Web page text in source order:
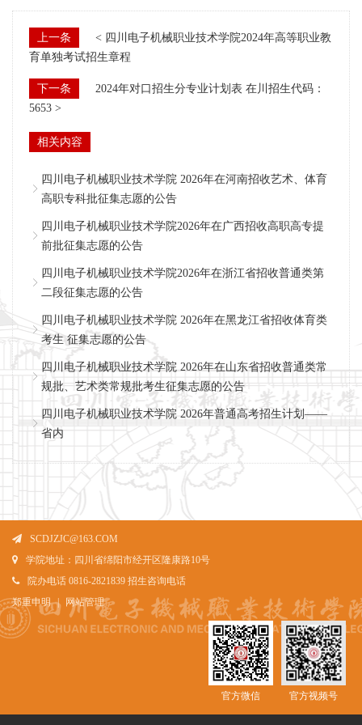
上一条
< 四川电子机械职业技术学院2024年高等职业教
育单独考试招生章程
下一条
2024年对口招生分专业计划表 在川招生代码：
5653 >
相关内容
四川电子机械职业技术学院 2026年在河南招收艺术、体育
高职专科批征集志愿的公告
四川电子机械职业技术学院2026年在广西招收高职高专提
前批征集志愿的公告
四川电子机械职业技术学院2026年在浙江省招收普通类第
二段征集志愿的公告
四川电子机械职业技术学院 2026年在黑龙江省招收体育类
考生 征集志愿的公告
四川电子机械职业技术学院 2026年在山东省招收普通类常
规批、艺术类常规批考生征集志愿的公告
四川电子机械职业技术学院 2026年普通高考招生计划——
省内
SCDJZJC@163.COM
学院地址：四川省绵阳市经开区隆康路10号
院办电话 0816-2821839 招生咨询电话
郑重申明 | 网站管理
官方视频号
官方微信